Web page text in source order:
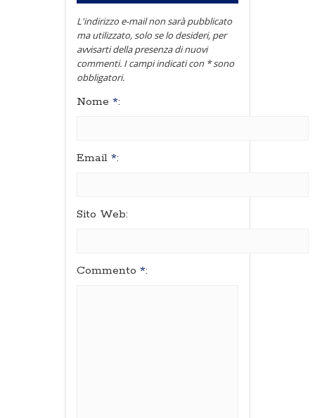
L'indirizzo e-mail non sarà pubblicato
ma utilizzato, solo se lo desideri, per
avvisarti della presenza di nuovi
commenti. I campi indicati con * sono
obbligatori.
Nome *:
Email *:
Sito Web:
Commento *: